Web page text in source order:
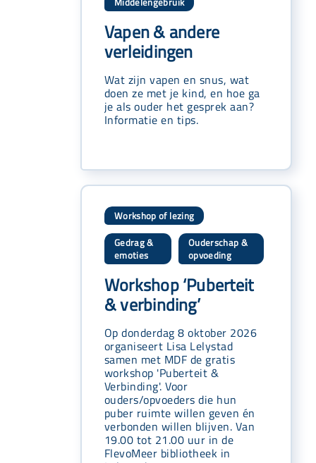
Vapen & andere
verleidingen
Wat zijn vapen en snus, wat
doen ze met je kind, en hoe ga
je als ouder het gesprek aan?
Informatie en tips.
Workshop of lezing
Gedrag &
emoties
Ouderschap &
opvoeding
Workshop ‘Puberteit
& verbinding’
Op donderdag 8 oktober 2026
organiseert Lisa Lelystad
samen met MDF de gratis
workshop 'Puberteit &
Verbinding'. Voor
ouders/opvoeders die hun
puber ruimte willen geven én
verbonden willen blijven. Van
19.00 tot 21.00 uur in de
FlevoMeer bibliotheek in